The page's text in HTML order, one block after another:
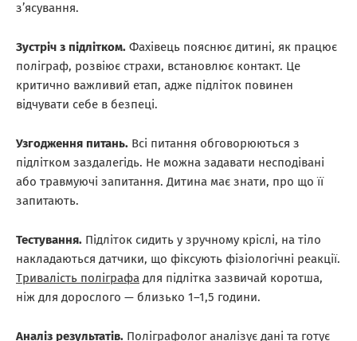
з’ясування.
Зустріч з підлітком. Фахівець пояснює дитині, як працює
поліграф, розвіює страхи, встановлює контакт. Це
критично важливий етап, адже підліток повинен
відчувати себе в безпеці.
Узгодження питань. Всі питання обговорюються з
підлітком заздалегідь. Не можна задавати несподівані
або травмуючі запитання. Дитина має знати, про що її
запитають.
Тестування. Підліток сидить у зручному кріслі, на тіло
накладаються датчики, що фіксують фізіологічні реакції.
Тривалість поліграфа для підлітка зазвичай коротша,
ніж для дорослого — близько 1–1,5 години.
Аналіз результатів. Поліграфолог аналізує дані та готує